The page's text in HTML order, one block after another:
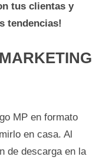
tus clientas y
tendencias!
MP en formato
en casa. Al
de descarga en la